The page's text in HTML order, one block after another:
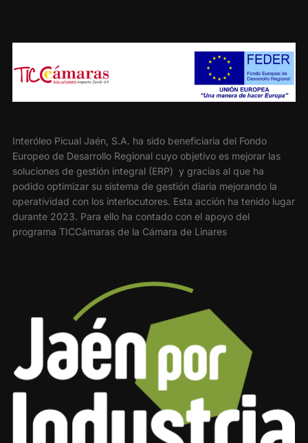
Interóleo Picual Jaén, S.A. ha sido beneficiaria del Fondo
Europeo de Desarrollo Regional cuyo objetivo es mejorar las
soluciones de gestión integral (ERP) y gracias al que ha
podido optimizar su sistema de gestión diaria mejorando la
operatividad con los interlocutores. Esta acción ha tenido lugar
durante 2023. Para ello ha contado con el apoyo del
programa TICCámaras de la Cámara de Linares